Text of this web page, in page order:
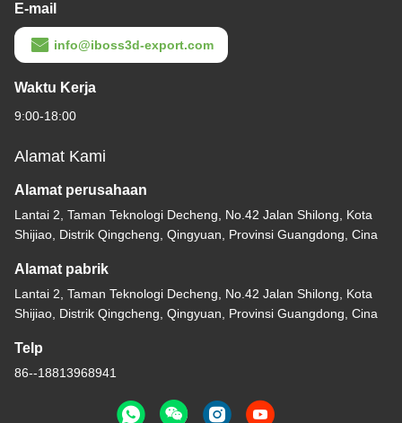
E-mail
info@iboss3d-export.com
Waktu Kerja
9:00-18:00
Alamat Kami
Alamat perusahaan
Lantai 2, Taman Teknologi Decheng, No.42 Jalan Shilong, Kota
Shijiao, Distrik Qingcheng, Qingyuan, Provinsi Guangdong, Cina
Alamat pabrik
Lantai 2, Taman Teknologi Decheng, No.42 Jalan Shilong, Kota
Shijiao, Distrik Qingcheng, Qingyuan, Provinsi Guangdong, Cina
Telp
86--18813968941